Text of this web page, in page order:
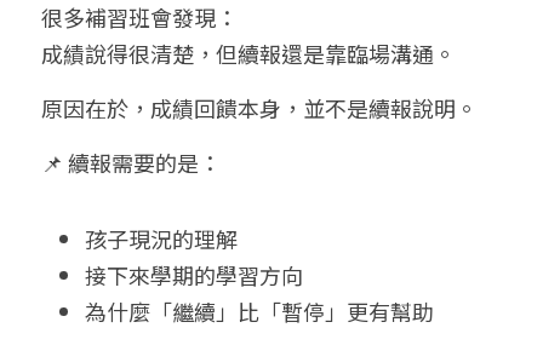
很多補習班會發現：
成績說得很清楚，但續報還是靠臨場溝通。
原因在於，成績回饋本身，並不是續報說明。
📌 續報需要的是：
孩子現況的理解
接下來學期的學習方向
為什麼「繼續」比「暫停」更有幫助